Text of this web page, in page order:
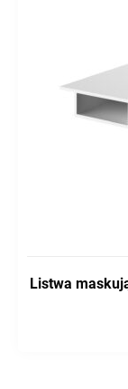
Listwa